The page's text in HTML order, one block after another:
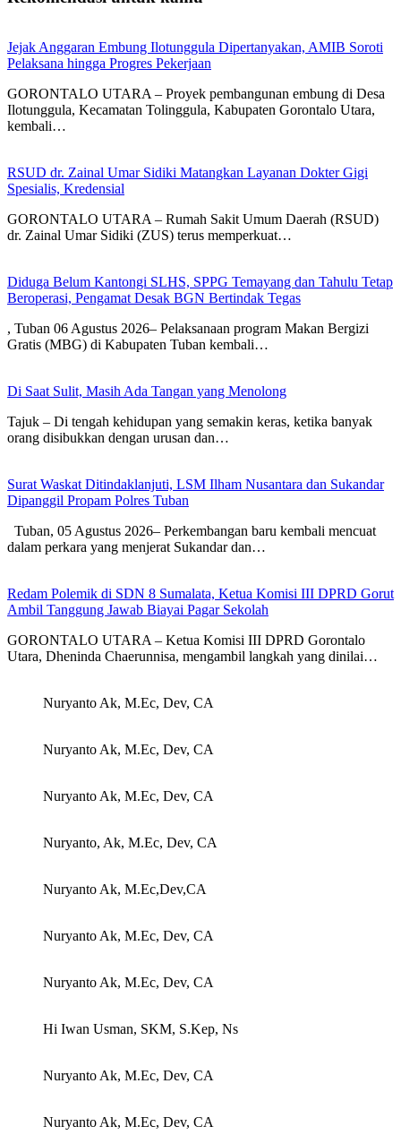
Jejak Anggaran Embung Ilotunggula Dipertanyakan, AMIB Soroti
Pelaksana hingga Progres Pekerjaan
GORONTALO UTARA – Proyek pembangunan embung di Desa
Ilotunggula, Kecamatan Tolinggula, Kabupaten Gorontalo Utara,
kembali…
RSUD dr. Zainal Umar Sidiki Matangkan Layanan Dokter Gigi
Spesialis, Kredensial
GORONTALO UTARA – Rumah Sakit Umum Daerah (RSUD)
dr. Zainal Umar Sidiki (ZUS) terus memperkuat…
Diduga Belum Kantongi SLHS, SPPG Temayang dan Tahulu Tetap
Beroperasi, Pengamat Desak BGN Bertindak Tegas
, Tuban 06 Agustus 2026– Pelaksanaan program Makan Bergizi
Gratis (MBG) di Kabupaten Tuban kembali…
Di Saat Sulit, Masih Ada Tangan yang Menolong
Tajuk – Di tengah kehidupan yang semakin keras, ketika banyak
orang disibukkan dengan urusan dan…
Surat Waskat Ditindaklanjuti, LSM Ilham Nusantara dan Sukandar
Dipanggil Propam Polres Tuban
Tuban, 05 Agustus 2026– Perkembangan baru kembali mencuat
dalam perkara yang menjerat Sukandar dan…
Redam Polemik di SDN 8 Sumalata, Ketua Komisi III DPRD Gorut
Ambil Tanggung Jawab Biayai Pagar Sekolah
GORONTALO UTARA – Ketua Komisi III DPRD Gorontalo
Utara, Dheninda Chaerunnisa, mengambil langkah yang dinilai…
Nuryanto Ak, M.Ec, Dev, CA
Nuryanto Ak, M.Ec, Dev, CA
Nuryanto Ak, M.Ec, Dev, CA
Nuryanto, Ak, M.Ec, Dev, CA
Nuryanto Ak, M.Ec,Dev,CA
Nuryanto Ak, M.Ec, Dev, CA
Nuryanto Ak, M.Ec, Dev, CA
Hi Iwan Usman, SKM, S.Kep, Ns
Nuryanto Ak, M.Ec, Dev, CA
Nuryanto Ak, M.Ec, Dev, CA